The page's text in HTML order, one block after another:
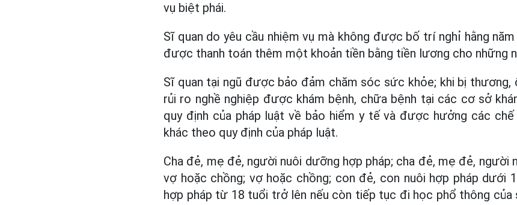
vụ biệt phái.
Sĩ quan do yêu cầu nhiệm vụ mà không được bố trí nghỉ hằng
được thanh toán thêm một khoản tiền bằng tiền lương cho những
Sĩ quan tại ngũ được bảo đảm chăm sóc sức khỏe; khi bị thương,
rủi ro nghề nghiệp được khám bệnh, chữa bệnh tại các cơ sở
quy định của pháp luật về bảo hiểm y tế và được hưởng các
khác theo quy định của pháp luật.
Cha đẻ, mẹ đẻ, người nuôi dưỡng hợp pháp; cha đẻ, mẹ đẻ, người
vợ hoặc chồng; vợ hoặc chồng; con đẻ, con nuôi hợp pháp dưới
hợp pháp từ 18 tuổi trở lên nếu còn tiếp tục đi học phổ thông của